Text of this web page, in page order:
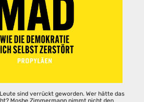
sind verrückt geworden. Wer hätte das
Moshe Zimmermann nimmt nicht den